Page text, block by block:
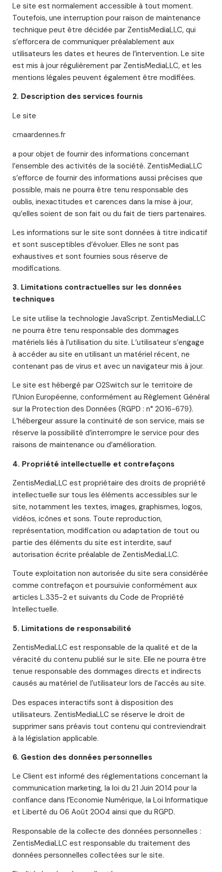
Le site est normalement accessible à tout moment.
Toutefois, une interruption pour raison de maintenance
technique peut être décidée par ZentisMediaLLC, qui
s’efforcera de communiquer préalablement aux
utilisateurs les dates et heures de l’intervention. Le site
est mis à jour régulièrement par ZentisMediaLLC, et les
mentions légales peuvent également être modifiées.
2. Description des services fournis
Le site
cmaardennes.fr
a pour objet de fournir des informations concernant
l’ensemble des activités de la société. ZentisMediaLLC
s’efforce de fournir des informations aussi précises que
possible, mais ne pourra être tenu responsable des
oublis, inexactitudes et carences dans la mise à jour,
qu’elles soient de son fait ou du fait de tiers partenaires.
Les informations sur le site sont données à titre indicatif
et sont susceptibles d’évoluer. Elles ne sont pas
exhaustives et sont fournies sous réserve de
modifications.
3. Limitations contractuelles sur les données
techniques
Le site utilise la technologie JavaScript. ZentisMediaLLC
ne pourra être tenu responsable des dommages
matériels liés à l’utilisation du site. L’utilisateur s’engage
à accéder au site en utilisant un matériel récent, ne
contenant pas de virus et avec un navigateur mis à jour.
Le site est hébergé par O2Switch sur le territoire de
l’Union Européenne, conformément au Règlement Général
sur la Protection des Données (RGPD : n° 2016-679).
L’hébergeur assure la continuité de son service, mais se
réserve la possibilité d’interrompre le service pour des
raisons de maintenance ou d’amélioration.
4. Propriété intellectuelle et contrefaçons
ZentisMediaLLC est propriétaire des droits de propriété
intellectuelle sur tous les éléments accessibles sur le
site, notamment les textes, images, graphismes, logos,
vidéos, icônes et sons. Toute reproduction,
représentation, modification ou adaptation de tout ou
partie des éléments du site est interdite, sauf
autorisation écrite préalable de ZentisMediaLLC.
Toute exploitation non autorisée du site sera considérée
comme contrefaçon et poursuivie conformément aux
articles L.335-2 et suivants du Code de Propriété
Intellectuelle.
5. Limitations de responsabilité
ZentisMediaLLC est responsable de la qualité et de la
véracité du contenu publié sur le site. Elle ne pourra être
tenue responsable des dommages directs et indirects
causés au matériel de l’utilisateur lors de l’accès au site.
Des espaces interactifs sont à disposition des
utilisateurs. ZentisMediaLLC se réserve le droit de
supprimer sans préavis tout contenu qui contreviendrait
à la législation applicable.
6. Gestion des données personnelles
Le Client est informé des réglementations concernant la
communication marketing, la loi du 21 Juin 2014 pour la
confiance dans l’Economie Numérique, la Loi Informatique
et Liberté du 06 Août 2004 ainsi que du RGPD.
Responsable de la collecte des données personnelles :
ZentisMediaLLC est responsable du traitement des
données personnelles collectées sur le site.